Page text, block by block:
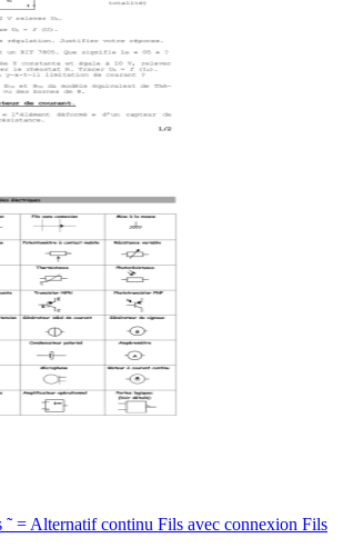
˜ = Alternatif continu Fils avec connexion Fils